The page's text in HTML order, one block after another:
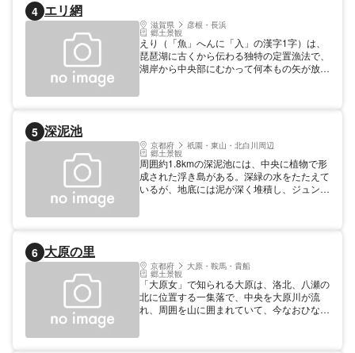
4 エリ網
滋賀県 彦根・長浜
郷土景観
えり（「魚」へんに「入」の漢字1字）は、
琵琶湖に古くから伝わる独特の定置漁法で、
湖岸から中央部にむかって何本もの矢が放た
など高い所から眺めるえりは、幾何学模様を
描いてとくに美しい。
5 深泥池
京都府 祇園・東山・北白川周辺
郷土景観
周囲約1.8kmの深泥池には、中央に植物で形
成された浮き島がある。深緑の水をたたえて
いるが、地底には泥が深く堆積し、ジュンサ
6 大原の里
京都府 大原・鞍馬・貴船
郷土景観
「大原女」で知られる大原は、洛北、八瀬の
北に位置する一集落で、中央を大原川が流
れ、周囲を山に囲まれていて、今なおひなび